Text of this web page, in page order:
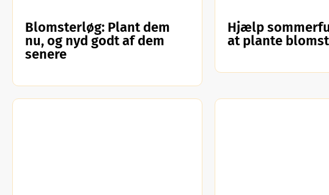
Blomsterløg: Plant dem
nu, og nyd godt af dem
senere
Hjælp
at plante